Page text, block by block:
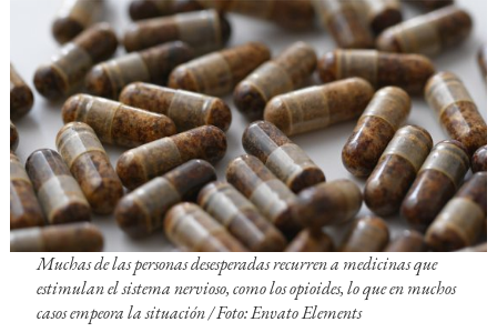
Muchas de las personas desesperadas recurren a medicinas que
estimulan el sistema nervioso, como los opioides, lo que en muchos
casos empeora la situación/ Foto: Envato Elements